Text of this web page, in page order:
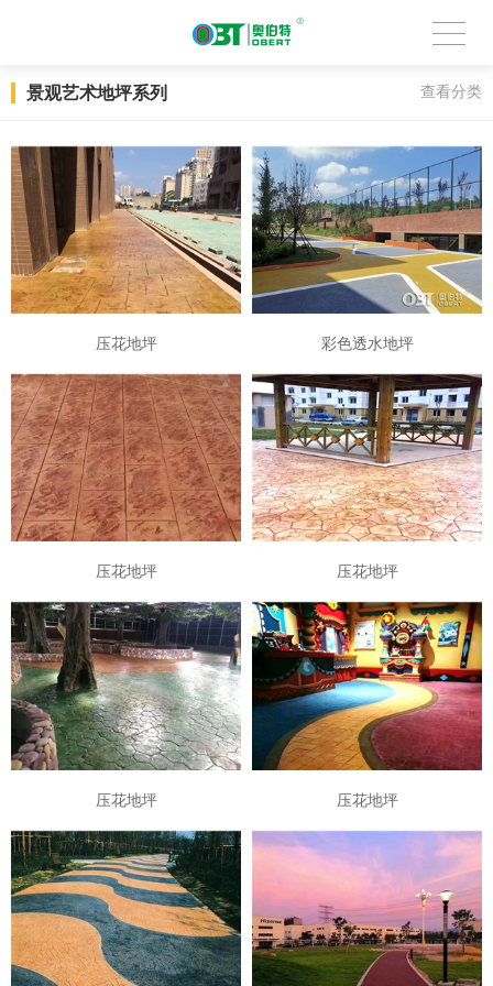
景观艺术地坪系列 查看分类
压花地坪 彩色透水地坪
压花地坪 压花地坪
压花地坪 压花地坪